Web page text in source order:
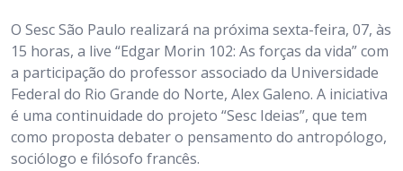
O Sesc São Paulo realizará na próxima sexta-feira, 07, às
15 horas, a live “Edgar Morin 102: As forças da vida” com
a participação do professor associado da Universidade
Federal do Rio Grande do Norte, Alex Galeno. A iniciativa
é uma continuidade do projeto “Sesc Ideias”, que tem
como proposta debater o pensamento do antropólogo,
sociólogo e filósofo francês.